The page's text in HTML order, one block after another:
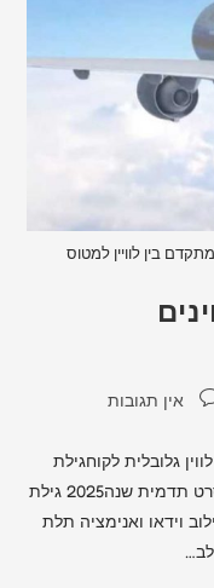
בין לוויין למטוס
אין תגובות
גלובלית לקוחגילת
תקשורת לווינים תחוםתקשורת וחלל מוצרסרט תדמית שנה2025 גילת
וידאו ואנימציה תלת